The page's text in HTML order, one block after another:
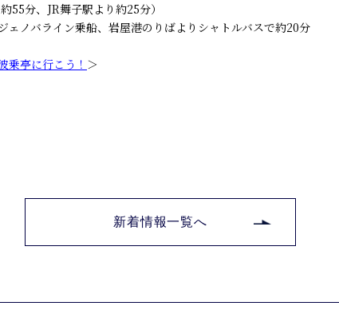
、JR舞子駅より約25分）
ェノバライン乗船、岩屋港のりばよりシャトルバスで約20分
乗亭に行こう！ ＞
新着情報一覧へ